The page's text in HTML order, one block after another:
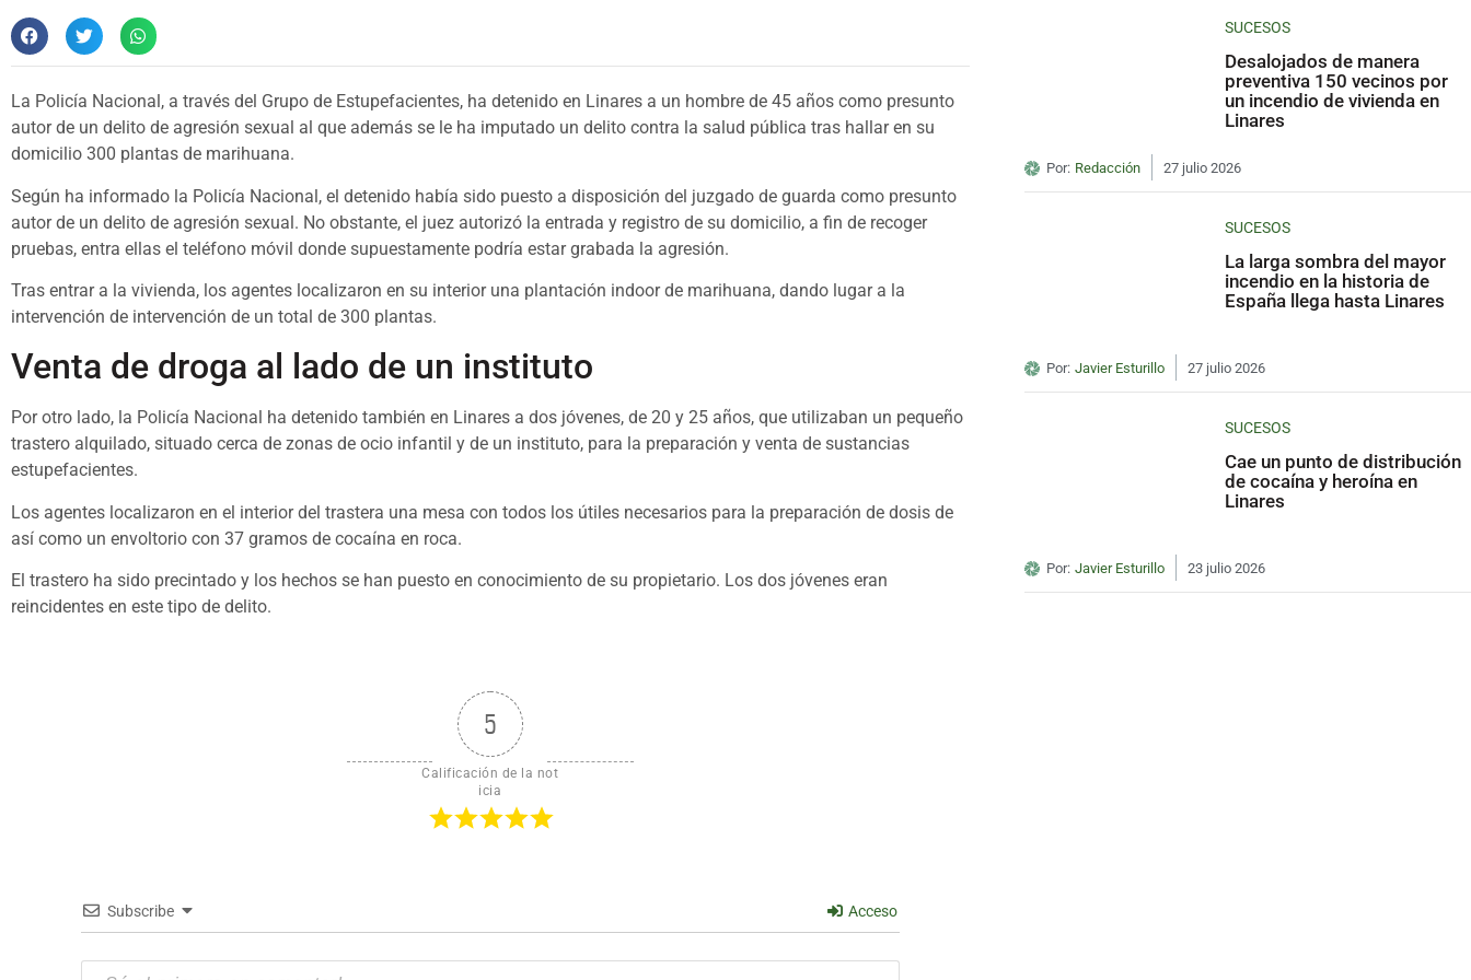
La Policía Nacional, a través del Grupo de Estupefacientes, ha detenido en Linares a un hombre de 45 años como presunto
autor de un delito de agresión sexual al que además se le ha imputado un delito contra la salud pública tras hallar en su
domicilio 300 plantas de marihuana.
Según ha informado la Policía Nacional, el detenido había sido puesto a disposición del juzgado de guarda como presunto
autor de un delito de agresión sexual. No obstante, el juez autorizó la entrada y registro de su domicilio, a fin de recoger
pruebas, entra ellas el teléfono móvil donde supuestamente podría estar grabada la agresión.
Tras entrar a la vivienda, los agentes localizaron en su interior una plantación indoor de marihuana, dando lugar a la
intervención de intervención de un total de 300 plantas.
Venta de droga al lado de un instituto
Por otro lado, la Policía Nacional ha detenido también en Linares a dos jóvenes, de 20 y 25 años, que utilizaban un pequeño
trastero alquilado, situado cerca de zonas de ocio infantil y de un instituto, para la preparación y venta de sustancias
estupefacientes.
Los agentes localizaron en el interior del trastera una mesa con todos los útiles necesarios para la preparación de dosis de
así como un envoltorio con 37 gramos de cocaína en roca.
El trastero ha sido precintado y los hechos se han puesto en conocimiento de su propietario. Los dos jóvenes eran
reincidentes en este tipo de delito.
5
Calificación de la not
icia
Subscribe Acceso
SUCESOS
Desalojados de manera
preventiva 150 vecinos por
un incendio de vivienda en
Linares
Por: Redacción 27 julio 2026
SUCESOS
La larga sombra del mayor
incendio en la historia de
España llega hasta Linares
Por: Javier Esturillo 27 julio 2026
SUCESOS
Cae un punto de distribución
de cocaína y heroína en
Linares
Por: Javier Esturillo 23 julio 2026